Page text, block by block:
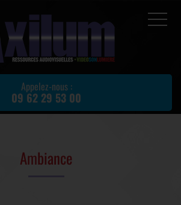
Appelez-nous :
09 62 29 53 00
Accueil
Prestations
Location de matériel
Avis client
Ambiance